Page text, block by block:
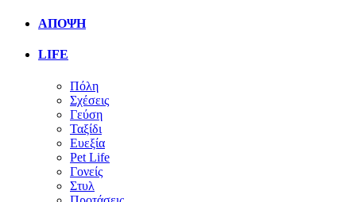
ΑΠΟΨΗ
LIFE
Πόλη
Σχέσεις
Γεύση
Ταξίδι
Ευεξία
Pet Life
Γονείς
Στυλ